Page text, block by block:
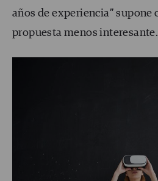
años de experiencia” supone
propuesta menos interesante.